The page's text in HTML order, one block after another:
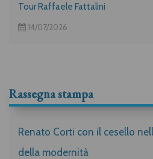
Tour Raffaele Fattalini
14/07/2026
Rassegna stampa
Renato Corti con il cesello
della modernità